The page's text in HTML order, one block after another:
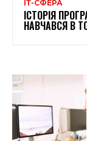
ІТ-СФЕРА
ІСТОРІЯ
НАВЧАВСЯ В